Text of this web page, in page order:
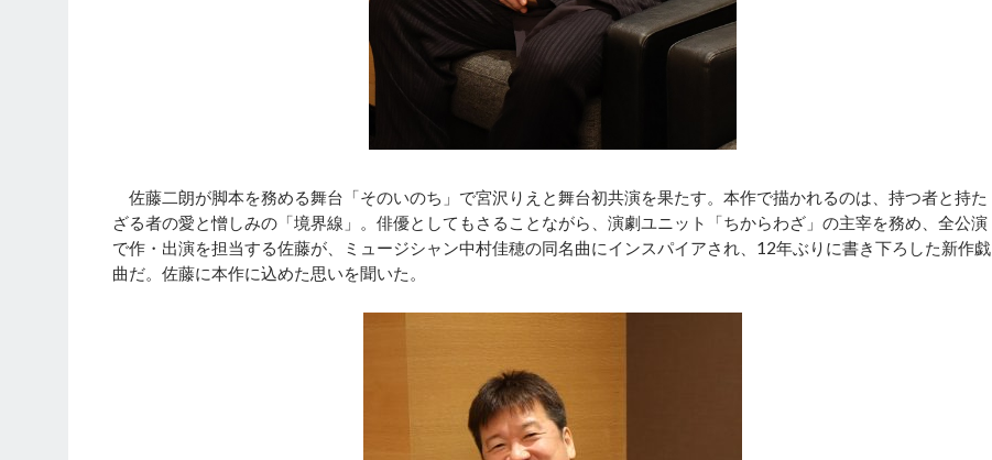
佐藤二朗が脚本を務める舞台「そのいのち」で宮沢りえと舞台初共演を果たす。本作で描かれるのは、持つ者と持た
ざる者の愛と憎しみの「境界線」。俳優としてもさることながら、演劇ユニット「ちからわざ」の主宰を務め、全公演
で作・出演を担当する佐藤が、ミュージシャン中村佳穂の同名曲にインスパイアされ、12年ぶりに書き下ろした新作戯
曲だ。佐藤に本作に込めた思いを聞いた。